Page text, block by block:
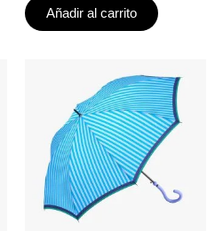
Añadir al carrito